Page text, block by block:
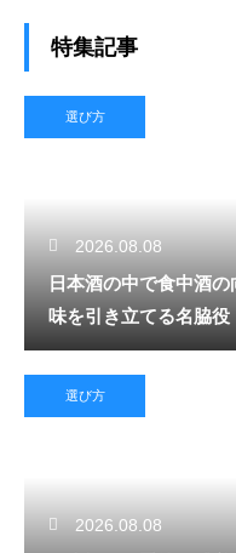
特集記事
選び方
2026.08.08
日本酒の中で食中酒
味を引き立てる名脇役
選び方
2026.08.08